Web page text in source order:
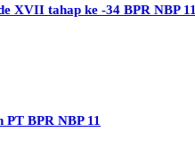
XVII tahap ke -34 BPR NBP 11
BPR NBP 11